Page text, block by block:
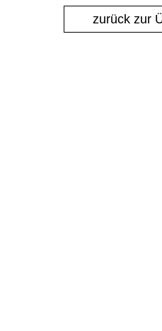
zurück zur